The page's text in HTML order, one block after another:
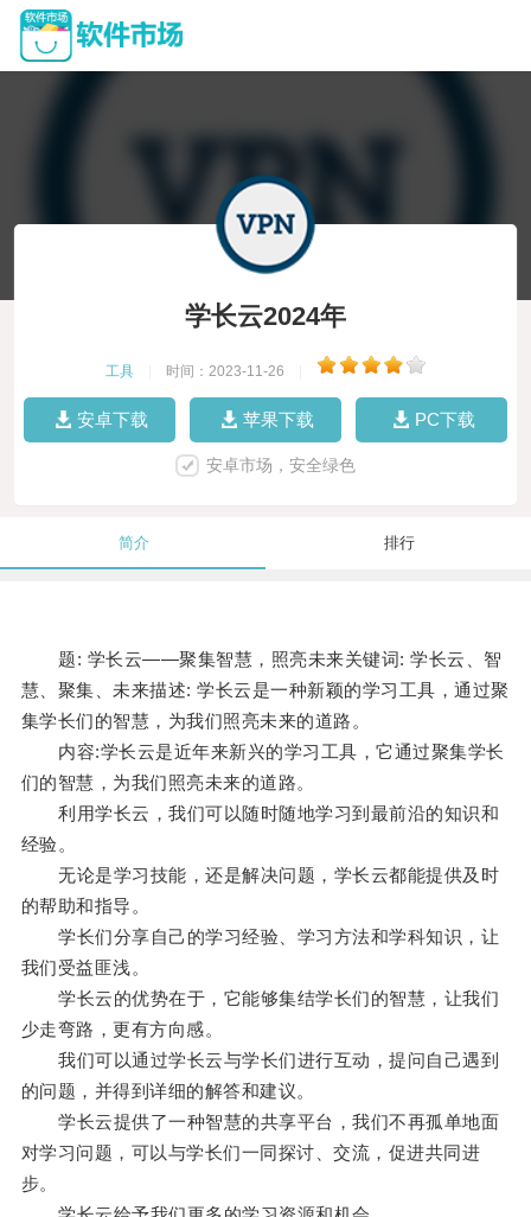
学长云2024年
工具 时间：2023-11-26
安卓下载 苹果下载 PC下载
安卓市场，安全绿色
简介 排行
题: 学长云——聚集智慧，照亮未来关键词: 学长云、智
慧、聚集、未来描述: 学长云是一种新颖的学习工具，通过聚
集学长们的智慧，为我们照亮未来的道路。
内容:学长云是近年来新兴的学习工具，它通过聚集学长
们的智慧，为我们照亮未来的道路。
利用学长云，我们可以随时随地学习到最前沿的知识和
经验。
无论是学习技能，还是解决问题，学长云都能提供及时
的帮助和指导。
学长们分享自己的学习经验、学习方法和学科知识，让
我们受益匪浅。
学长云的优势在于，它能够集结学长们的智慧，让我们
少走弯路，更有方向感。
我们可以通过学长云与学长们进行互动，提问自己遇到
的问题，并得到详细的解答和建议。
学长云提供了一种智慧的共享平台，我们不再孤单地面
对学习问题，可以与学长们一同探讨、交流，促进共同进
步。